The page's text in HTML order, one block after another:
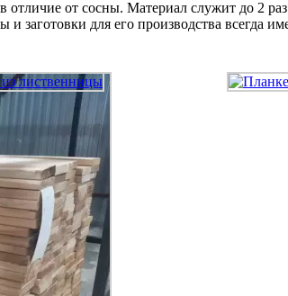
от сосны. Материал служит до 2
заготовки для его производства всегда